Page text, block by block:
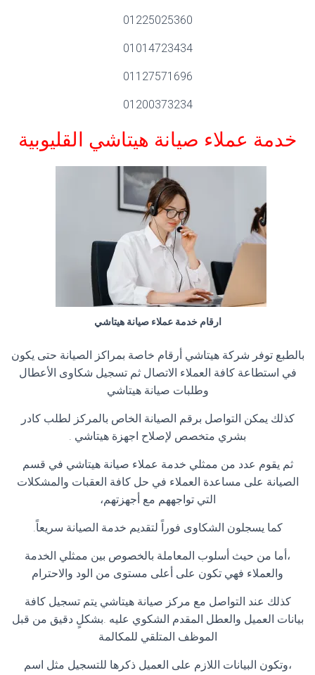
01225025360
01014723434
01127571696
01200373234
خدمة عملاء صيانة هيتاشي القليوبية
ارقام خدمة عملاء صيانة هيتاشي
بالطبع توفر شركة هيتاشي أرقام خاصة بمراكز الصيانة حتى يكون
في استطاعة كافة العملاء الاتصال ثم تسجيل شكاوى الأعطال
وطلبات صيانة هيتاشي
كذلك يمكن التواصل برقم الصيانة الخاص بالمركز لطلب كادر
بشري متخصص لإصلاح اجهزة هيتاشي .
ثم يقوم عدد من ممثلي خدمة عملاء صيانة هيتاشي في قسم
الصيانة على مساعدة العملاء في حل كافة العقبات والمشكلات
التي تواجههم مع أجهزتهم،
كما يسجلون الشكاوى فوراً لتقديم خدمة الصيانة سريعاً.
،أما من حيث أسلوب المعاملة بالخصوص بين ممثلي الخدمة
والعملاء فهي تكون على أعلى مستوى من الود والاحترام
كذلك عند التواصل مع مركز صيانة هيتاشي يتم تسجيل كافة
بيانات العميل والعطل المقدم الشكوي عليه .بشكلٍ دقيق من قبل
الموظف المتلقي للمكالمة
،وتكون البيانات اللازم على العميل ذكرها للتسجيل مثل اسم